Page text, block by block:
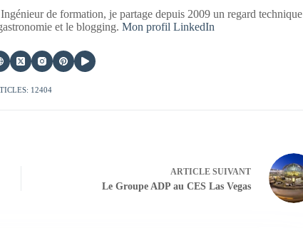
de formation, je partage depuis 2009 un regard technique
et le blogging.Mon profil LinkedIn
12404
ARTICLESUIVANT
Le Groupe ADP au CES Las Vegas